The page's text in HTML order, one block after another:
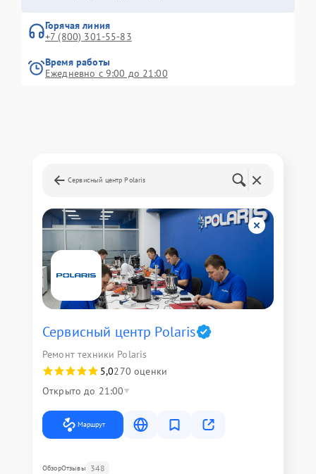
Горячая линия
+7 (800) 301-55-83
Время работы
Ежедневно с 9:00 до 21:00
Сервисный центр Polaris
Сервисный центр Polaris
Ремонт техники Polaris
5,0270 оценки
Открыто до 21:00
Маршрут
ОбзорОтзывы 348